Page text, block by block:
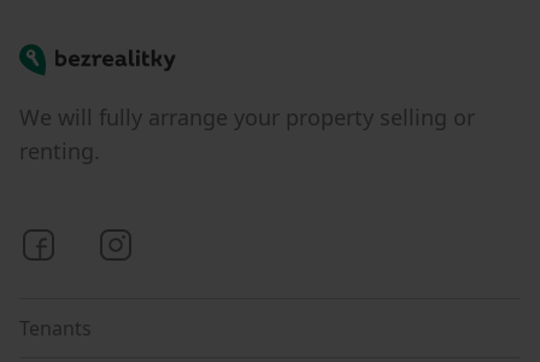
Bezrealitky
We will fully arrange your property selling or
renting.
Bezrealitky on Facebook
Tenants